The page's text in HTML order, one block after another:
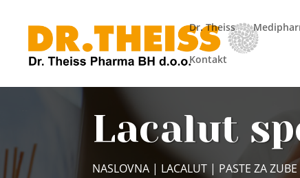
Dr. Theiss
Kontakt
Lacalut
NASLOVNA | LACALUT | PASTE ZA ZUBE